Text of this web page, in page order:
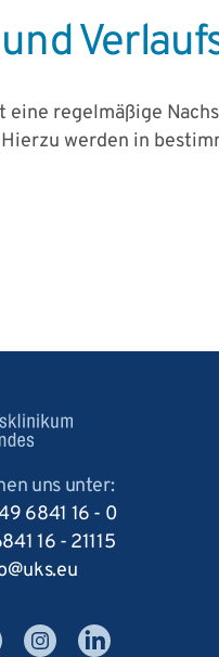
eine regelmäßige
werden in
uns unter:
6841 16 - 0
16 - 21115
ukseu